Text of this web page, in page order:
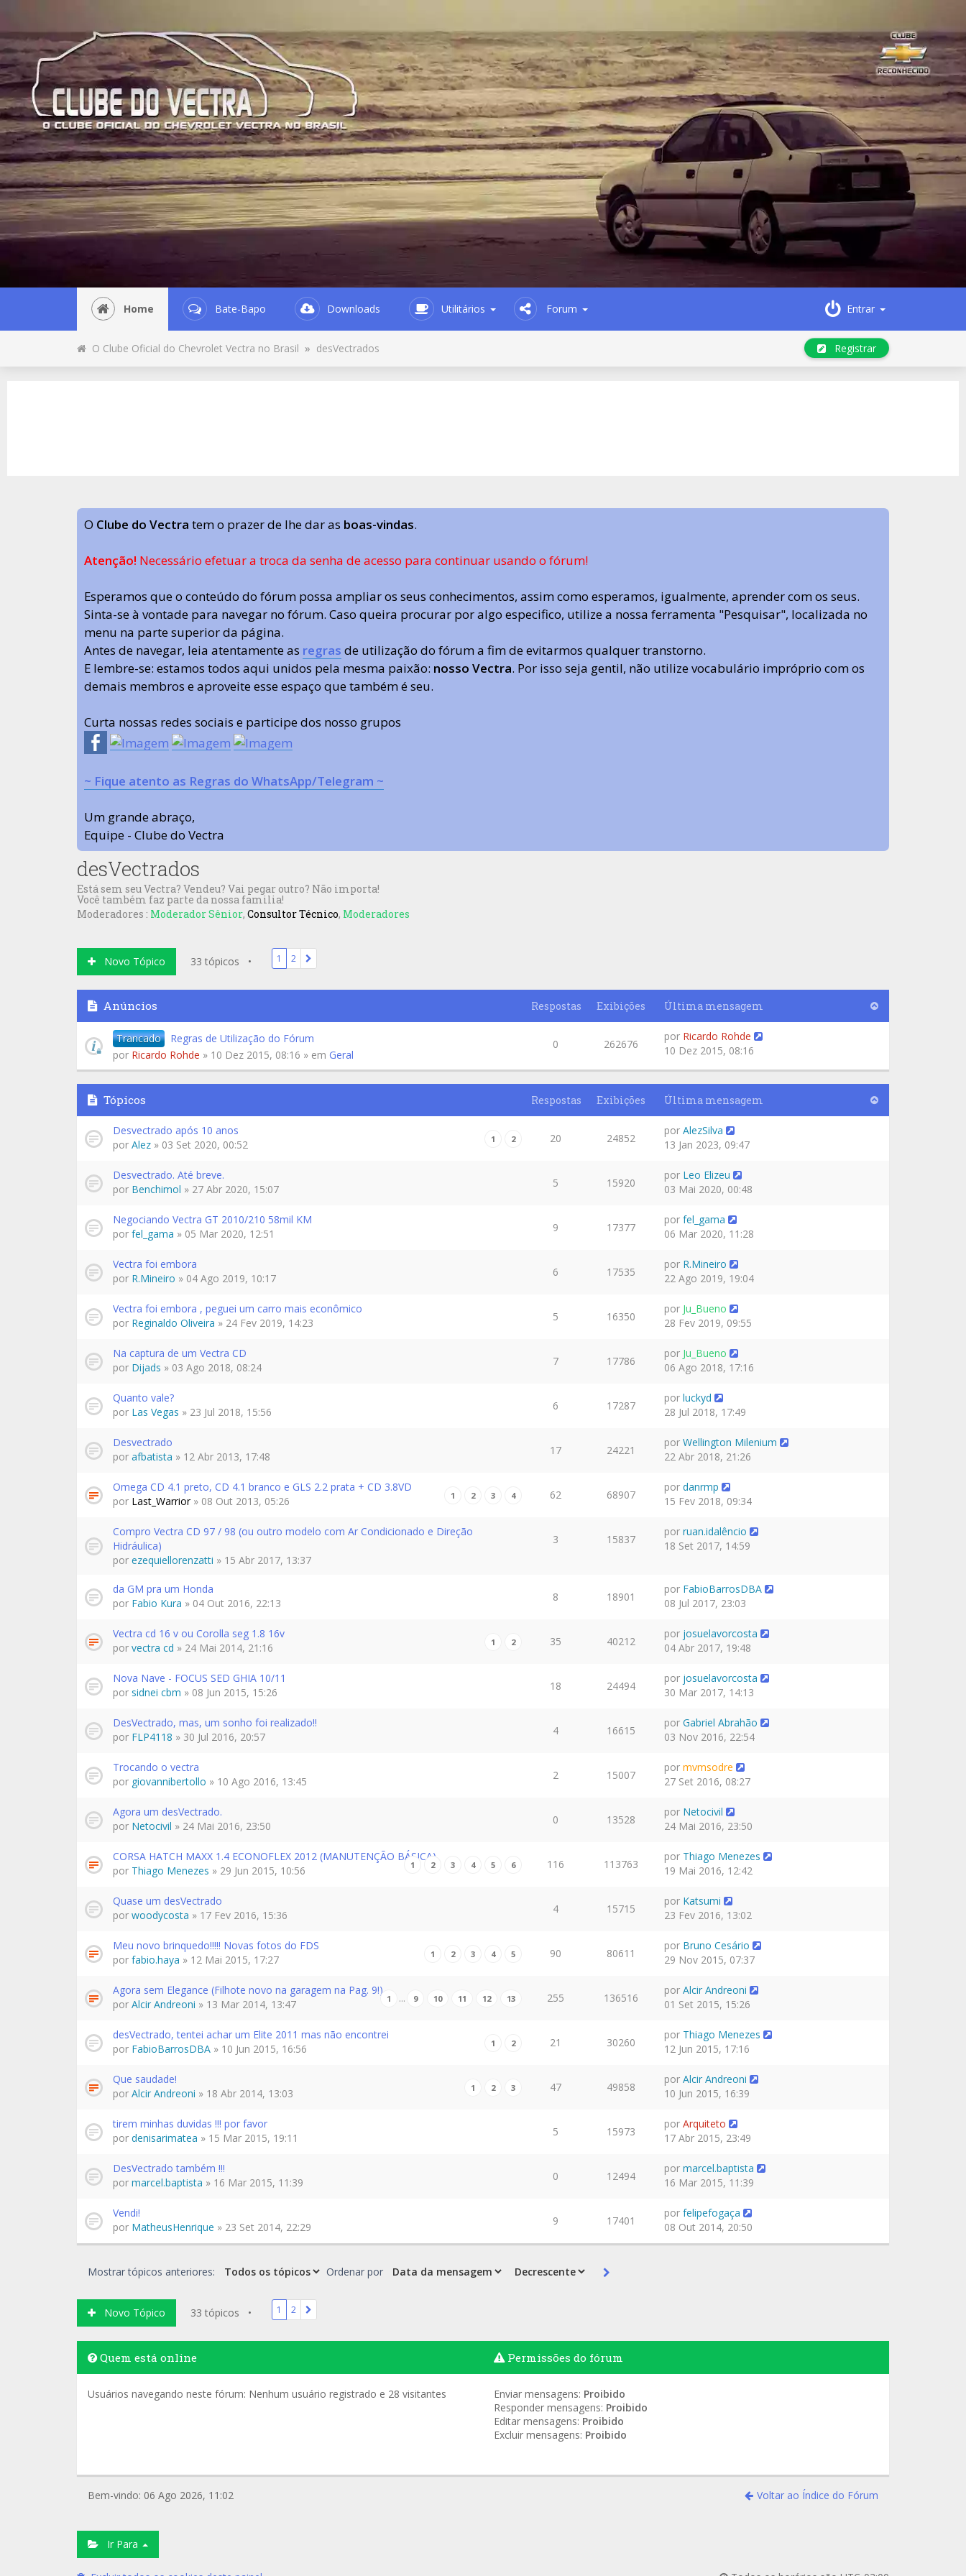
Home Bate-Bapo Downloads Utilitários Forum Entrar
O Clube Oficial do Chevrolet Vectra no Brasil » desVectrados Registrar
O Clube do Vectra tem o prazer de lhe dar as boas-vindas.
Atenção! Necessário efetuar a troca da senha de acesso para continuar usando o fórum!
Esperamos que o conteúdo do fórum possa ampliar os seus conhecimentos, assim como esperamos, igualmente, aprender com os seus.
Sinta-se à vontade para navegar no fórum. Caso queira procurar por algo especifico, utilize a nossa ferramenta "Pesquisar", localizada no
menu na parte superior da página.
Antes de navegar, leia atentamente as regras de utilização do fórum a fim de evitarmos qualquer transtorno.
E lembre-se: estamos todos aqui unidos pela mesma paixão: nosso Vectra. Por isso seja gentil, não utilize vocabulário impróprio com os
demais membros e aproveite esse espaço que também é seu.
Curta nossas redes sociais e participe dos nosso grupos
~ Fique atento as Regras do WhatsApp/Telegram ~
Um grande abraço,
Equipe - Clube do Vectra
desVectrados
Está sem seu Vectra? Vendeu? Vai pegar outro? Não importa!
Você também faz parte da nossa familia!
Moderadores : Moderador Sênior, Consultor Técnico, Moderadores
Novo Tópico 33 tópicos • 1 2
Anúncios Respostas Exibições Última mensagem
Trancado
Regras de Utilização do Fórum
por Ricardo Rohde » 10 Dez 2015, 08:16 » em Geral
0 262676
por Ricardo Rohde
10 Dez 2015, 08:16
Tópicos Respostas Exibições Última mensagem
Desvectrado após 10 anos
1 2
por Alez » 03 Set 2020, 00:52 20 24852
por AlezSilva
13 Jan 2023, 09:47
Desvectrado. Até breve.
por Benchimol » 27 Abr 2020, 15:07 5 15920
por Leo Elizeu
03 Mai 2020, 00:48
Negociando Vectra GT 2010/210 58mil KM
por fel_gama » 05 Mar 2020, 12:51 9 17377
por fel_gama
06 Mar 2020, 11:28
Vectra foi embora
por R.Mineiro » 04 Ago 2019, 10:17 6 17535
por R.Mineiro
22 Ago 2019, 19:04
Vectra foi embora , peguei um carro mais econômico
por Reginaldo Oliveira » 24 Fev 2019, 14:23 5 16350
por Ju_Bueno
28 Fev 2019, 09:55
Na captura de um Vectra CD
por Dijads » 03 Ago 2018, 08:24 7 17786
por Ju_Bueno
06 Ago 2018, 17:16
Quanto vale?
por Las Vegas » 23 Jul 2018, 15:56 6 17287
por luckyd
28 Jul 2018, 17:49
Desvectrado
por afbatista » 12 Abr 2013, 17:48 17 24221
por Wellington Milenium
22 Abr 2018, 21:26
Omega CD 4.1 preto, CD 4.1 branco e GLS 2.2 prata + CD 3.8VD
1 2 3 4
por Last_Warrior» 08 Out 2013, 05:26 62 68907
por danrmp
15 Fev 2018, 09:34
Compro Vectra CD 97 / 98 (ou outro modelo com Ar Condicionado e Direção
Hidráulica)
por ezequiellorenzatti » 15 Abr 2017, 13:37
3 15837
por ruan.idalêncio
18 Set 2017, 14:59
da GM pra um Honda
por Fabio Kura » 04 Out 2016, 22:13 8 18901
por FabioBarrosDBA
08 Jul 2017, 23:03
Vectra cd 16 v ou Corolla seg 1.8 16v
1 2
por vectra cd » 24 Mai 2014, 21:16 35 40212
por josuelavorcosta
04 Abr 2017, 19:48
Nova Nave - FOCUS SED GHIA 10/11
por sidnei cbm » 08 Jun 2015, 15:26 18 24494
por josuelavorcosta
30 Mar 2017, 14:13
DesVectrado, mas, um sonho foi realizado!!
por FLP4118 » 30 Jul 2016, 20:57 4 16615
por Gabriel Abrahão
03 Nov 2016, 22:54
Trocando o vectra
por giovannibertollo » 10 Ago 2016, 13:45 2 15007
por mvmsodre
27 Set 2016, 08:27
Agora um desVectrado.
por Netocivil » 24 Mai 2016, 23:50 0 13528
por Netocivil
24 Mai 2016, 23:50
CORSA HATCH MAXX 1.4 ECONOFLEX 2012 (MANUTENÇÃO BÁSICA)
1 2 3 4 5 6
por Thiago Menezes » 29 Jun 2015, 10:56 116 113763
por Thiago Menezes
19 Mai 2016, 12:42
Quase um desVectrado
por woodycosta » 17 Fev 2016, 15:36 4 15715
por Katsumi
23 Fev 2016, 13:02
Meu novo brinquedo!!!!! Novas fotos do FDS
1 2 3 4 5
por fabio.haya » 12 Mai 2015, 17:27 90 80611
por Bruno Cesário
29 Nov 2015, 07:37
Agora sem Elegance (Filhote novo na garagem na Pag. 9!)...
1 … 9 10 11 12 13
por Alcir Andreoni » 13 Mar 2014, 13:47 255 136516
por Alcir Andreoni
01 Set 2015, 15:26
desVectrado, tentei achar um Elite 2011 mas não encontrei
1 2
por FabioBarrosDBA » 10 Jun 2015, 16:56 21 30260
por Thiago Menezes
12 Jun 2015, 17:16
Que saudade!
1 2 3
por Alcir Andreoni » 18 Abr 2014, 13:03 47 49858
por Alcir Andreoni
10 Jun 2015, 16:39
tirem minhas duvidas !!! por favor
por denisarimatea » 15 Mar 2015, 19:11 5 15973
por Arquiteto
17 Abr 2015, 23:49
DesVectrado também !!!
por marcel.baptista » 16 Mar 2015, 11:39 0 12494
por marcel.baptista
16 Mar 2015, 11:39
Vendi!
por MatheusHenrique » 23 Set 2014, 22:29 9 17401
por felipefogaça
08 Out 2014, 20:50
Mostrar tópicos anteriores: Ordenar por
Novo Tópico 33 tópicos • 1 2
Quem está online
Usuários navegando neste fórum: Nenhum usuário registrado e 28 visitantes
Permissões do fórum
Enviar mensagens: Proibido
Responder mensagens: Proibido
Editar mensagens: Proibido
Excluir mensagens: Proibido
Bem-vindo: 06 Ago 2026, 11:02 Voltar ao Índice do Fórum
Ir Para